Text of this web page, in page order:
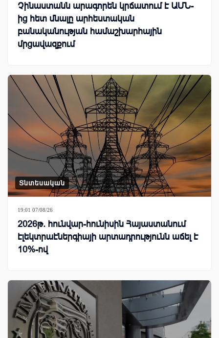
Չինաստանն արագորեն կրճատում է ԱՄՆ-
ից հետ մնալը արհեստական
բանականության համաշխարհային
մրցավազքում
Տնտեսական
19:01 07/08/26
2026թ. հունվար-հունիսին Հայաստանում
էլեկտրաէներգիայի արտադրությունն աճել է
10%-ով